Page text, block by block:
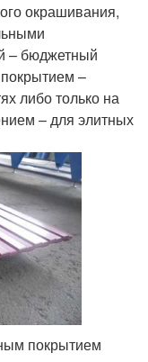
окрашивания,
– бюджетный
–
либо только на
– для элитных
покрытием